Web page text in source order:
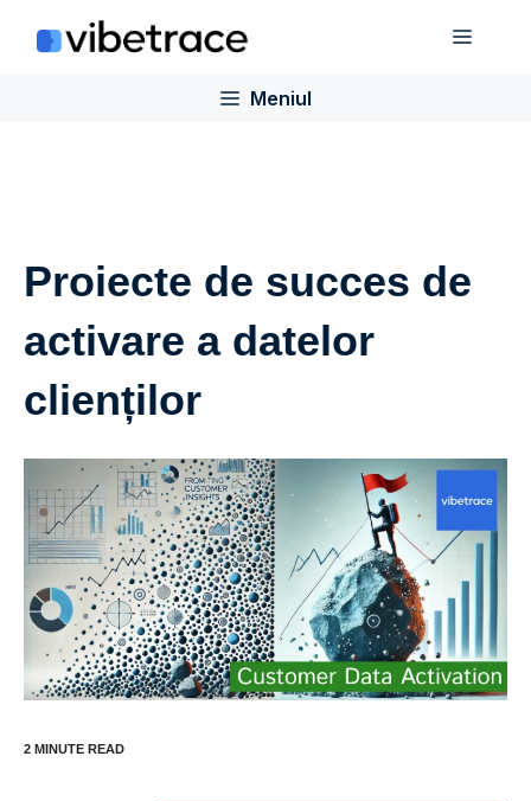
Meniul
Proiecte de succes de
activare a datelor
clienților